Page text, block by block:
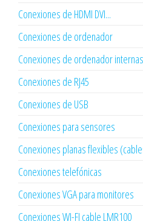
Conexiones de HDMI DVI...
Conexiones de ordenador
Conexiones de ordenador internas
Conexiones de RJ45
Conexiones de USB
Conexiones para sensores
Conexiones planas flexibles
Conexiones telefónicas
Conexiones VGA para monitores
Conexiones WI-FI cable LMR100